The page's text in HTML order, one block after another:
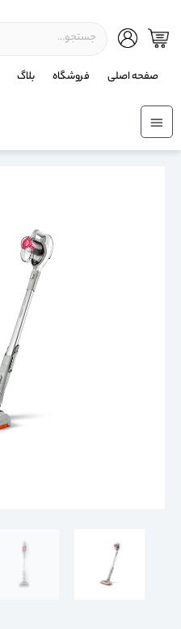
صفحه اصلی فروشگاه بلاگ